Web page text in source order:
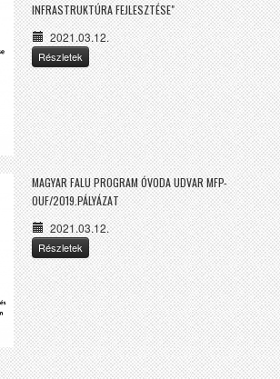
INFRASTRUKTÚRA FEJLESZTÉSE"
2021.03.12.
Részletek
MAGYAR FALU PROGRAM ÓVODA UDVAR MFP-
OUF/2019.PÁLYÁZAT
2021.03.12.
Részletek